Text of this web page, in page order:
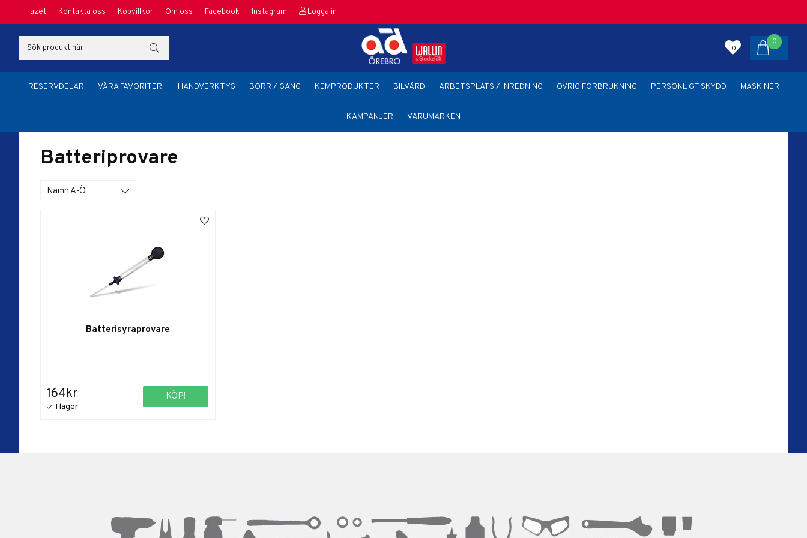
Hazet Kontakta oss Köpvillkor Om oss Facebook Instagram Logga in
0
0
RESERVDELAR VÅRA FAVORITER! HANDVERKTYG BORR / GÄNG KEMPRODUKTER BILVÅRD ARBETSPLATS / INREDNING ÖVRIG FÖRBRUKNING PERSONLIGT SKYDD MASKINER
KAMPANJER VARUMÄRKEN
Batteriprovare
Namn A-Ö
Batterisyraprovare
164kr KÖP!